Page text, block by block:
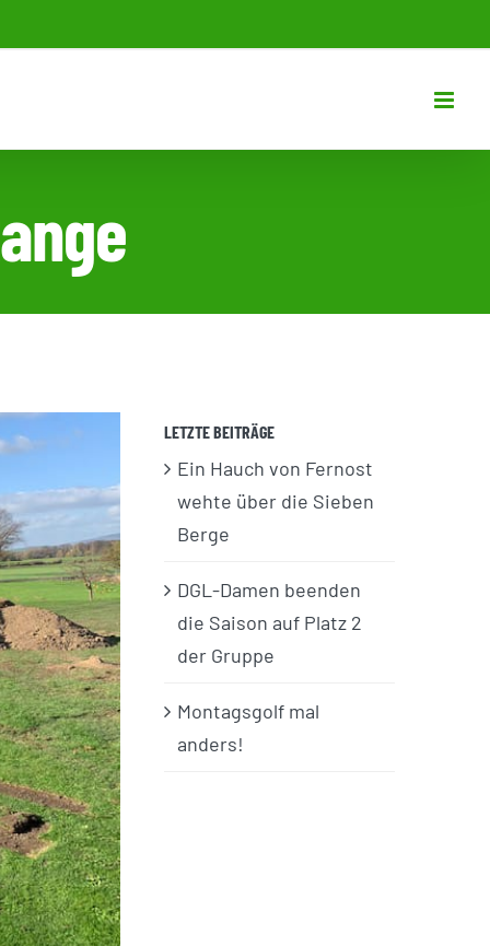
LETZTE BEITRÄGE
Ein Hauch von Fernost
wehte über die Sieben
Berge
DGL-Damen beenden
die Saison auf Platz 2
der Gruppe
Montagsgolf mal
anders!